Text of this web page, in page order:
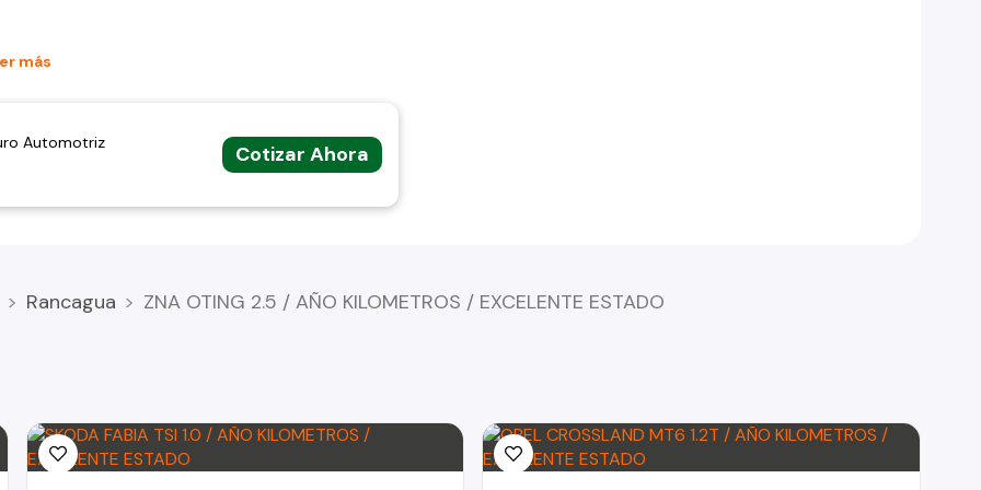
valor, CONTACTAME
me llamas, quiero escuchar TU OFERTA
sin ningún tipo de compromiso.
más
Automotriz
Cotizar Ahora
Rancagua ZNA OTING 2.5 / AÑO KILOMETROS / EXCELENTE ESTADO